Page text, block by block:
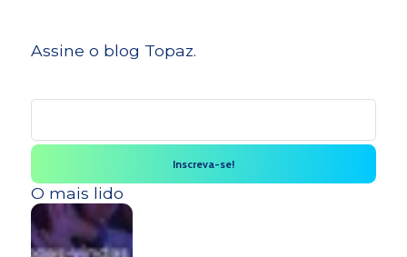
Assine o blog Topaz.
O mais lido